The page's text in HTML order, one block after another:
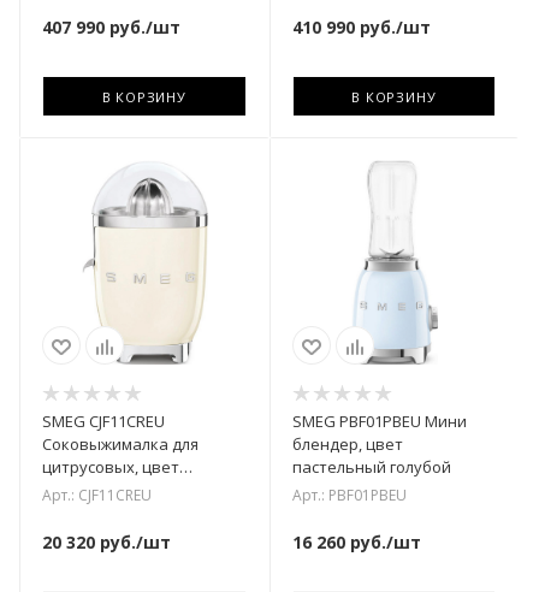
407 990 руб./шт
В КОРЗИНУ
410 990руб./шт
В КОРЗИНУ
SMEG CJF11CREU
Соковыжималка для
цитрусовых, цвет
кремовый
Арт.: CJF11CREU
20 320 руб./шт
SMEG PBF01PBEU Мини
блендер, цвет
пастельный голубой
Арт.: PBF01PBEU
16 260руб./шт